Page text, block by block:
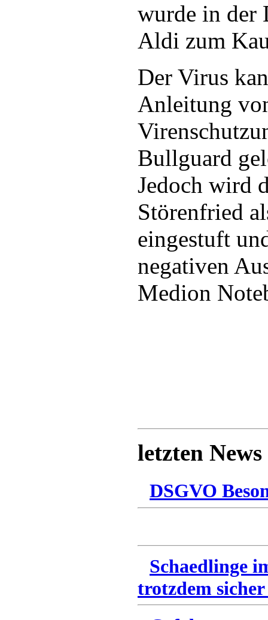
wurde in der
Aldi zum
Der Virus
Anleitung
Bullguard
Jedoch wird
Störenfried
eingestuft
negativen
Medion
letzten News
DSGVO
Schaedlinge
trotzdem